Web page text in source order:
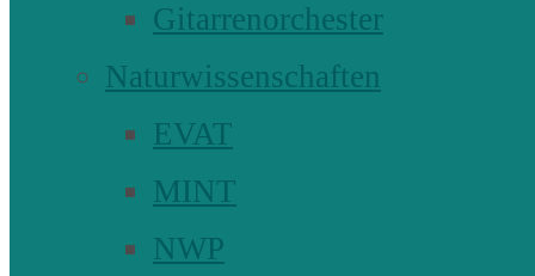
Gitarrenorchester
Naturwissenschaften
EVAT
MINT
NWP